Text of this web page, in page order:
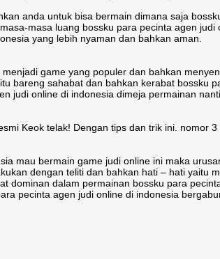
anda untuk bisa bermain dimana saja
masa luang bossku para pecinta agen judi
yang lebih nyaman dan bahkan aman.
game yang populer dan bahkan
bareng sahabat dan bahkan kerabat bossku
judi online di indonesia dimeja permainan
Keok telak! Dengan tips dan trik ini. nomor
mau bermain game judi online ini maka
dengan teliti dan bahkan hati – hati yaitu
dominan dalam permainan bossku para
pecinta agen judi online di indonesia